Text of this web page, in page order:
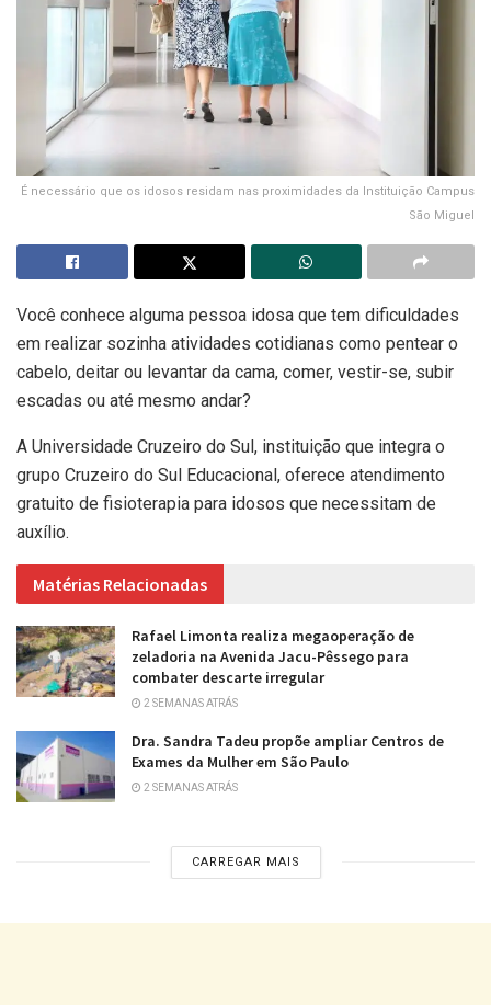
É necessário que os idosos residam nas proximidades da Instituição Campus
São Miguel
Você conhece alguma pessoa idosa que tem dificuldades
em realizar sozinha atividades cotidianas como pentear o
cabelo, deitar ou levantar da cama, comer, vestir-se, subir
escadas ou até mesmo andar?
A Universidade Cruzeiro do Sul, instituição que integra o
grupo Cruzeiro do Sul Educacional, oferece atendimento
gratuito de fisioterapia para idosos que necessitam de
auxílio.
Matérias Relacionadas
Rafael Limonta realiza megaoperação de
zeladoria na Avenida Jacu-Pêssego para
combater descarte irregular
2 SEMANAS ATRÁS
Dra. Sandra Tadeu propõe ampliar Centros de
Exames da Mulher em São Paulo
2 SEMANAS ATRÁS
CARREGAR MAIS